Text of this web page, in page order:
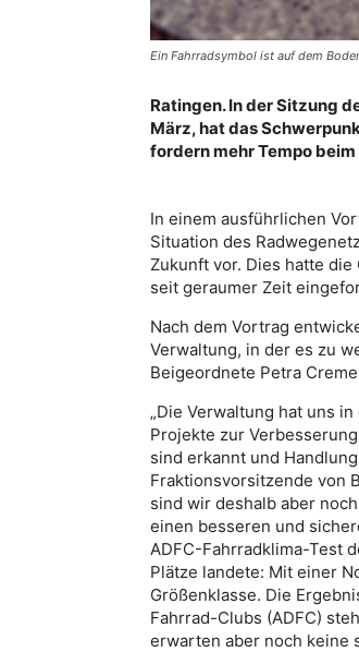
Ein Fahrradsymbol ist auf dem
Ratingen. In der Sitzung
März, hat das
fordern mehr Tempo
In einem ausführlichen
Situation des
Zukunft vor. Dies hatte
seit geraumer Zeit
Nach dem Vortrag
Verwaltung, in der es zu
Beigeordnete Petra
„Die Verwaltung hat uns
Projekte zur
sind erkannt und
Fraktionsvorsitzende von
sind wir deshalb aber
einen besseren und
ADFC-Fahrradklima-Test
Plätze landete: Mit einer
Größenklasse. Die
Fahrrad-Clubs (ADFC)
erwarten aber noch keine